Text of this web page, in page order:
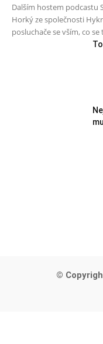
Dalším hostem podcastu
Horký ze společnosti
posluchače se vším, co
©